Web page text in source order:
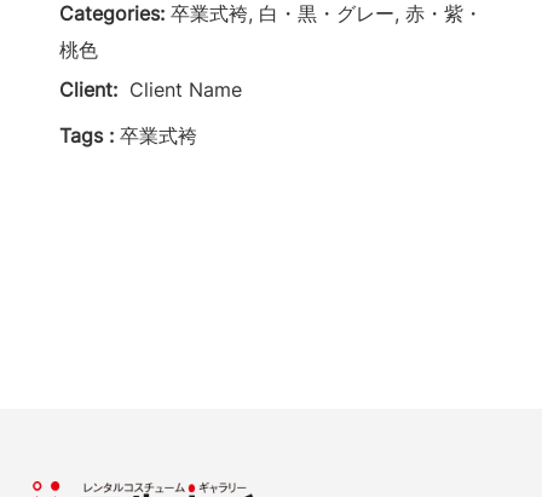
Categories: 卒業式袴, 白・黒・グレー, 赤・紫・
桃色
Client: Client Name
Tags : 卒業式袴